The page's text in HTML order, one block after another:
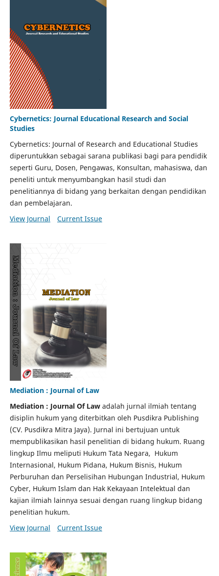
Cybernetics: Journal Educational Research and Social
Studies
Cybernetics: Journal of Research and Educational Studies
diperuntukkan sebagai sarana publikasi bagi para pendidik
seperti Guru, Dosen, Pengawas, Konsultan, mahasiswa, dan
peneliti untuk menyumbangkan hasil studi dan
penelitiannya di bidang yang berkaitan dengan pendidikan
dan pembelajaran.
View Journal
Current Issue
Mediation : Journal of Law
Mediation : Journal Of Lawadalah jurnal ilmiah tentang
disiplin hukum yang diterbitkan oleh Pusdikra Publishing
(CV. Pusdikra Mitra Jaya). Jurnal ini bertujuan untuk
mempublikasikan hasil penelitian di bidang hukum. Ruang
lingkup Ilmu meliputi Hukum Tata Negara, Hukum
Internasional, Hukum Pidana, Hukum Bisnis, Hukum
Perburuhan dan Perselisihan Hubungan Industrial, Hukum
Cyber, Hukum Islam dan Hak Kekayaan Intelektual dan
kajian ilmiah lainnya sesuai dengan ruang lingkup bidang
penelitian hukum.
View Journal
Current Issue